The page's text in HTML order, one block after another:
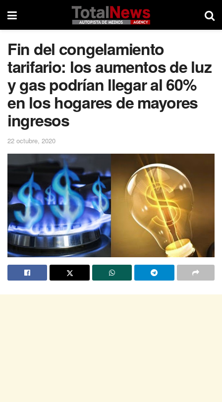
Fin del congelamiento
tarifario: los aumentos de luz
y gas podrían llegar al 60%
en los hogares de mayores
ingresos
22 octubre, 2020